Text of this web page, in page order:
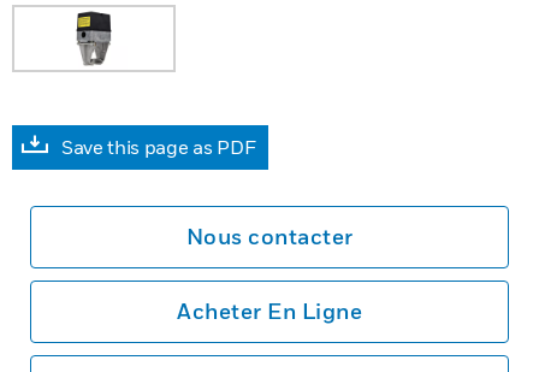
Save this page as PDF
Nous contacter
Acheter En Ligne